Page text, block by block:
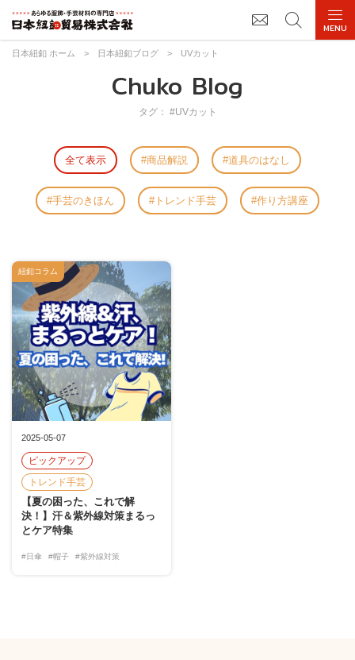
日本紐釦 ホーム > 日本紐釦ブログ > UVカット
Chuko Blog
タグ： #UVカット
全て表示 商品解説 道具のはなし
手芸のきほん トレンド手芸 作り方講座
2025-05-07
ピックアップ
トレンド手芸
【夏の困った、これで解
決！】汗＆紫外線対策まるっ
とケア特集
#日傘 #帽子 #紫外線対策
紐釦コラム